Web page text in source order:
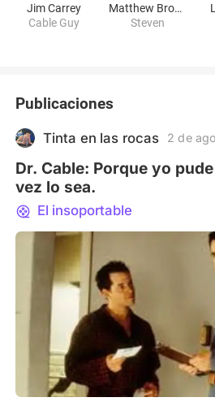
Jim Carrey
Cable Guy
Matthew Broderick
Steven
Publicaciones
Tinta en las rocas 2 de
Dr. Cable: Porque yo
vez lo sea.
El insoportable